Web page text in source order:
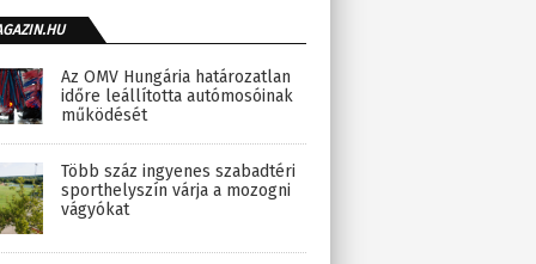
Az OMV Hungária határozatlan
időre leállította autómosóinak
működését
Több száz ingyenes szabadtéri
sporthelyszín várja a mozogni
vágyókat